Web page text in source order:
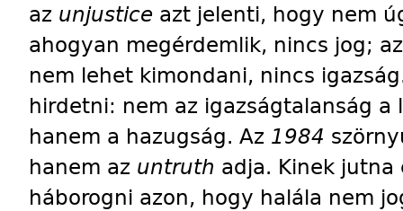
az unjustice azt jelenti, hogy nem
ahogyan megérdemlik, nincs jog;
nem lehet kimondani, nincs
hirdetni: nem az igazságtalanság
hanem a hazugság. Az 1984
hanem az untruth adja. Kinek jutna
háborogni azon, hogy halála nem